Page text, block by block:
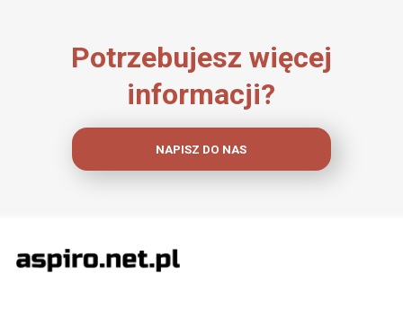
Potrzebujesz więcej
informacji?
NAPISZ DO NAS